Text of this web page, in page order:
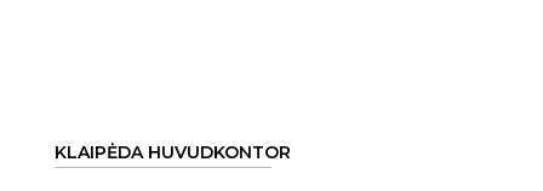
KLAIPĖDA HUVUDKONTOR